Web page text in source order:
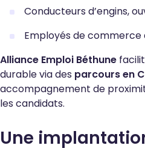
Conducteurs d’engins,
Employés de
Alliance Emploi Béthune
durable via des parcours en
accompagnement de
les candidats.
Une